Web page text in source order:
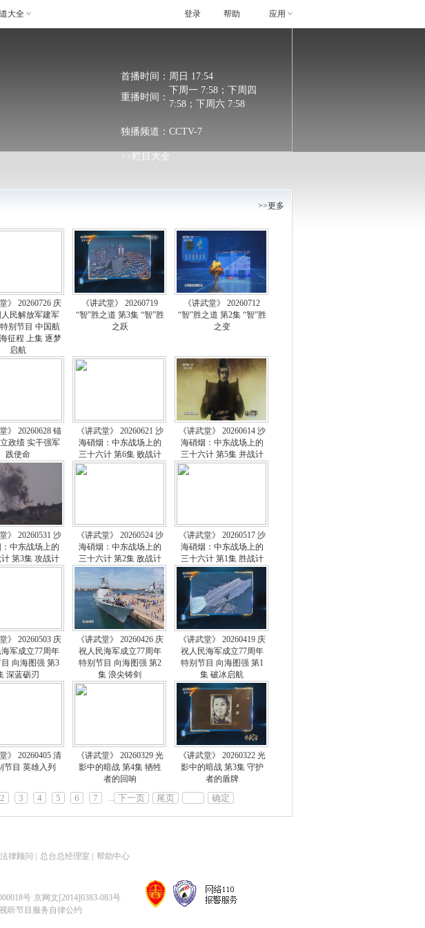
大全 帮助 应用
登录
首播时间： 周日 17:54
重播时间：
下周一 7:58；下周四
7:58；下周六 7:58
独播频道： CCTV-7
>>栏目大全
>>更多
》 20260726 庆
民解放军建军
别节目 中国航
征程 上集 逐梦
启航
《讲武堂》 20260719
“智”胜之道 第3集 “智”胜
之跃
《讲武堂》 20260712
“智”胜之道 第2集 “智”胜
之变
》 20260628 锚
政绩 实干强军
践使命
《讲武堂》 20260621 沙
海硝烟：中东战场上的
三十六计 第6集 败战计
《讲武堂》 20260614 沙
海硝烟：中东战场上的
三十六计 第5集 并战计
》 20260531 沙
中东战场上的
第3集 攻战计
《讲武堂》 20260524 沙
海硝烟：中东战场上的
三十六计 第2集 敌战计
《讲武堂》 20260517 沙
海硝烟：中东战场上的
三十六计 第1集 胜战计
》 20260503 庆
军成立77周年
向海图强 第3
深蓝砺刃
《讲武堂》 20260426 庆
祝人民海军成立77周年
特别节目 向海图强 第2
集 浪尖铸剑
《讲武堂》 20260419 庆
祝人民海军成立77周年
特别节目 向海图强 第1
集 破冰启航
》 20260405 清
节目 英雄入列
《讲武堂》 20260329 光
影中的暗战 第4集 牺牲
者的回响
《讲武堂》 20260322 光
影中的暗战 第3集 守护
者的盾牌
2 3 4 5 6 7 ... 下一页 尾页 确定
法律顾问 总台总经理室 帮助中心
号 京网文[2014]0383-083号
听节目服务自律公约